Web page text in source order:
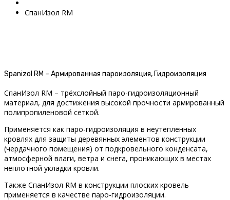
СпанИзол RM
Spanizol RM – Армированная пароизоляция, Гидроизоляция
СпанИзол RМ – трёхслойный паро-гидроизоляционный
материал, для достижения высокой прочности армированный
полипропиленовой сеткой.
Применяется как паро-гидроизоляция в неутепленных
кровлях для защиты деревянных элементов конструкции
(чердачного помещения) от подкровельного конденсата,
атмосферной влаги, ветра и снега, проникающих в местах
неплотной укладки кровли.
Также СпанИзол RМ в конструкции плоских кровель
применяется в качестве паро-гидроизоляции.